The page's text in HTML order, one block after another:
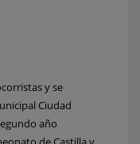
y se
Ciudad
año